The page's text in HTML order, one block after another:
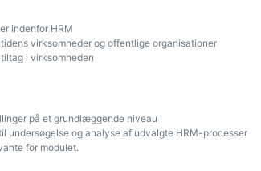
indenfor HRM
virksomheder og offentlige organisationer
i virksomheden
på et grundlæggende niveau
undersøgelse og analyse af udvalgte HRM-processer
for modulet.